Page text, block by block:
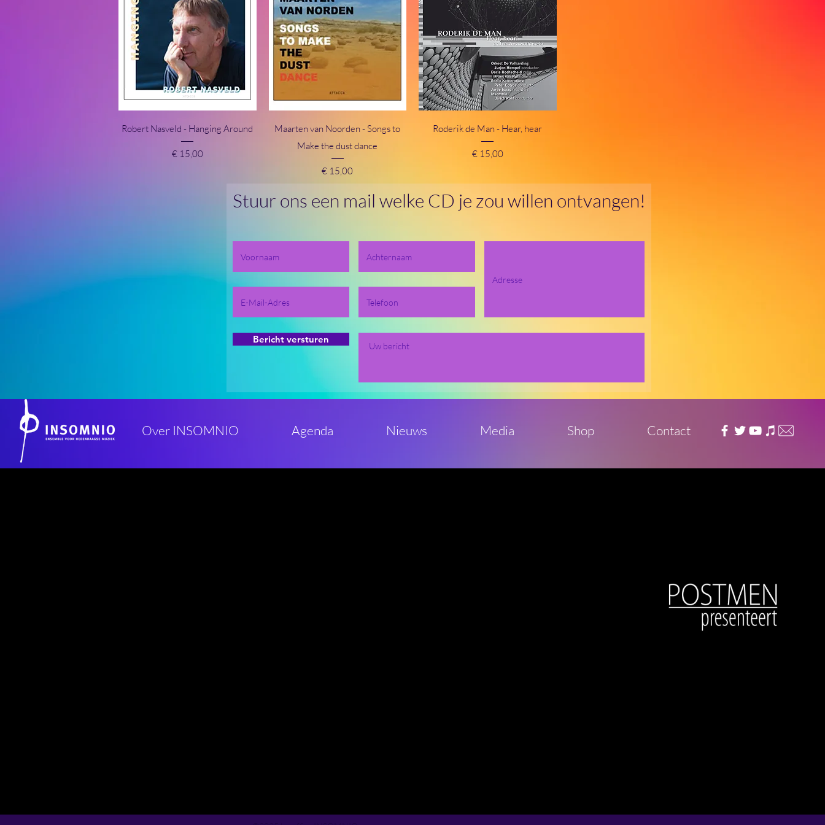
Stuur ons een mail welke CD je zou willen ontvangen!
Bericht versturen
Snel overzicht
Robert Nasveld - Hanging Around
Prijs
€ 15,00
Snel overzicht
Maarten van Noorden - Songs to
Make the dust dance
Prijs
€ 15,00
Snel overzicht
Roderik de Man - Hear, hear
Prijs
€ 15,00
Over INSOMNIO Agenda Nieuws Media Shop Contact